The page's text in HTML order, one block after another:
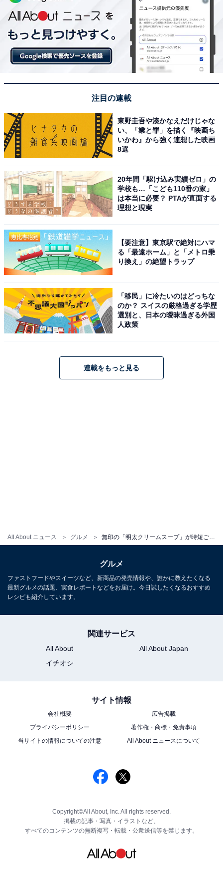
All About ニュース グルメ
注目の連載
東野圭吾や湊かなえだけじゃな
い、「業と罪」を描く『映画ち
いかわ』から強く連想した映画
8選
20年間「駆け込み実績ゼロ」の
学校も…「こども110番の家」
は本当に必要？ PTAが直面する
理想と現実
【要注意】東京駅で絶対にハマ
る「最遠ホーム」と「メトロ乗
り換え」の絶望トラップ
「移民」に冷たいのはどっちな
のか？ スイスの厳格過ぎる学歴
選別と、日本の曖昧過ぎる外国
人政策
連載をもっと見る
グルメ
ファストフードやスイーツなど、新商品の発売情報や、誰かに教えたくなる
最新グルメの話題、実食レポートなどをお届け。今日試したくなるおすすめ
レシピも紹介しています。
関連サービス
All About
All About Japan
イチオシ
サイト情報
会社概要
広告掲載
プライバシーポリシー
著作権・商標・免責事項
当サイトの情報についての注意
All About ニュースについて
Copyright©All About, Inc. All rights reserved.
掲載の記事・写真・イラストなど、
すべてのコンテンツの無断複写・転載・公衆送信等を禁じます。